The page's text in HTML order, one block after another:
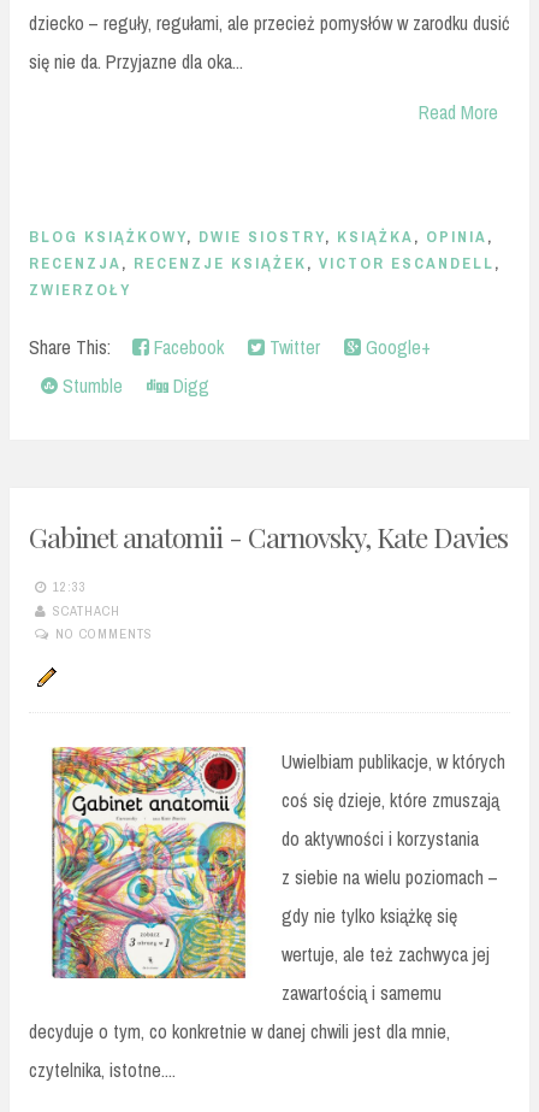
dziecko – reguły, regułami, ale przecież pomysłów w zarodku dusić
się nie da. Przyjazne dla oka...
Read More
BLOG KSIĄŻKOWY, DWIE SIOSTRY, KSIĄŻKA, OPINIA,
RECENZJA, RECENZJE KSIĄŻEK, VICTOR ESCANDELL,
ZWIERZOŁY
Share This: Facebook Twitter
Google+
Stumble
Digg
Gabinet anatomii - Carnovsky, Kate Davies
12:33
SCATHACH
NO COMMENTS
Uwielbiam publikacje, w których
coś się dzieje, które zmuszają
do aktywności i korzystania
z siebie na wielu poziomach –
gdy nie tylko książkę się
wertuje, ale też zachwyca jej
zawartością i samemu
decyduje o tym, co konkretnie w danej chwili jest dla mnie,
czytelnika, istotne....